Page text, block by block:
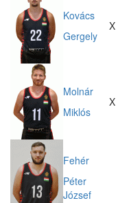
Kovács
Gergely
X
Molnár
Miklós
X
Fehér
Péter
József